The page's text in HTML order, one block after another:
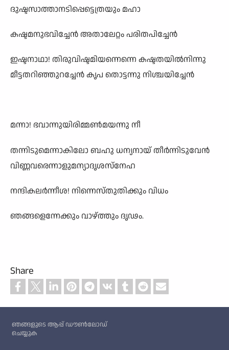
ദുഷ്ടസാത്താനടിപ്പെട്ടെത്രയും മഹാ
കഷ്ടമനുഭവിച്ചേൻ അതാലേറ്റം പരിതപിച്ചേൻ
ഇഷ്ടനാഥാ! തിരുവിഷ്ടമിയന്നെന്നെ കഷ്ടതയിൽനിന്നു
മീട്ടതറിഞ്ഞുറച്ചേൻ കൃപ തൊട്ടന്നു നിശ്ചയിച്ചേൻ
മന്നാ! ഭവാന്നുയിരിമ്മൺമയന്നു നീ
തന്നിടുമെന്നാകിലോ ബഹു ധന്യനായ് തീർന്നിടുവേൻ
വിണ്ണവരെന്നാളുമന്യാദൃശസ്നേഹ
നന്ദികലർന്നീശ! നിന്നെസ്തുതിക്കും വിധം
ഞങ്ങളെന്നേക്കും വാഴ്ത്തും ദൃഢം.
Share
ഞങ്ങളുടെ ആപ്പ് ഡൗൺലോഡ്
ചെയ്യുക